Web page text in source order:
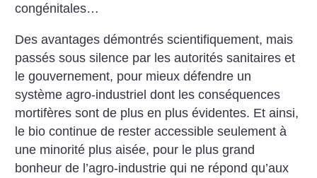
congénitales…
Des avantages démontrés scientifiquement, mais
passés sous silence par les autorités sanitaires et
le gouvernement, pour mieux défendre un
système agro-industriel dont les conséquences
mortifères sont de plus en plus évidentes. Et ainsi,
le bio continue de rester accessible seulement à
une minorité plus aisée, pour le plus grand
bonheur de l’agro-industrie qui ne répond qu’aux